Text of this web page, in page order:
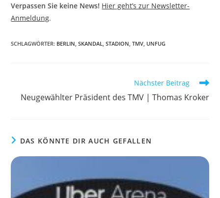
Verpassen Sie keine News! Hier geht’s zur Newsletter-
Anmeldung.
SCHLAGWÖRTER: BERLIN, SKANDAL, STADION, TMV, UNFUG
ansehen
Nächster Beitrag
Neugewählter Präsident des TMV | Thomas Kroker
DAS KÖNNTE DIR AUCH GEFALLEN